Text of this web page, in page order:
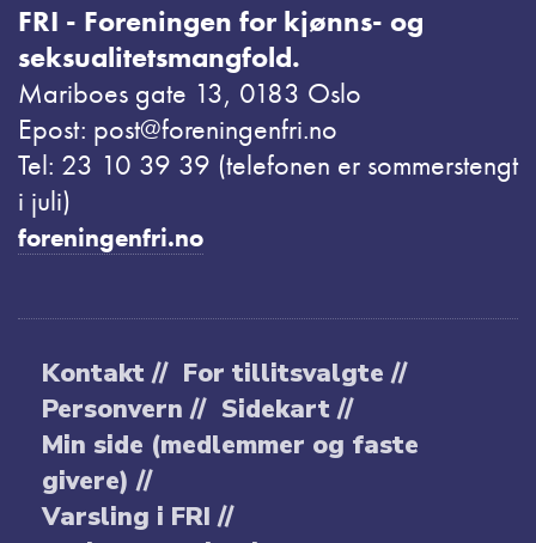
FRI - Foreningen for kjønns- og
seksualitetsmangfold.
Mariboes gate 13, 0183 Oslo
Epost: post@foreningenfri.no
Tel: 23 10 39 39 (telefonen er sommerstengt
i juli)
foreningenfri.no
Kontakt // For tillitsvalgte //
Personvern // Sidekart //
Min side (medlemmer og faste
givere) //
Varsling i FRI //